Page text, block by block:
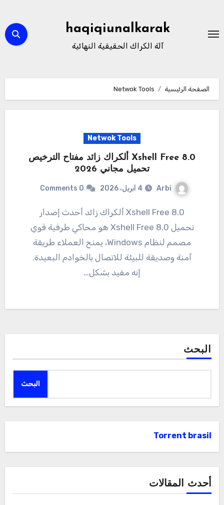
المحتوى
haqiqiunalkarak
آلة الكراك الحقيقية النهائية
الصفحة الرئيسية Netwok Tools
Netwok Tools
Xshell Free 8.0 ألكراك زائد مفتاح الترخيص
تحميل مجاني 2026
Arbi 4 أبريل، 2026 0 Comments
Xshell Free 8.0 ألكراك زائد أحدث إصدار
تحميل Xshell Free 8.0 هو محاكي طرفية قوي
مصمم لنظام Windows، يمنح العملاء طريقة
آمنة وصديقة للبيئة للاتصال بالخوادم البعيدة.
إنه مفيد بشكل…
البحث
البحث
Torrent brasil
أحدث المقالات